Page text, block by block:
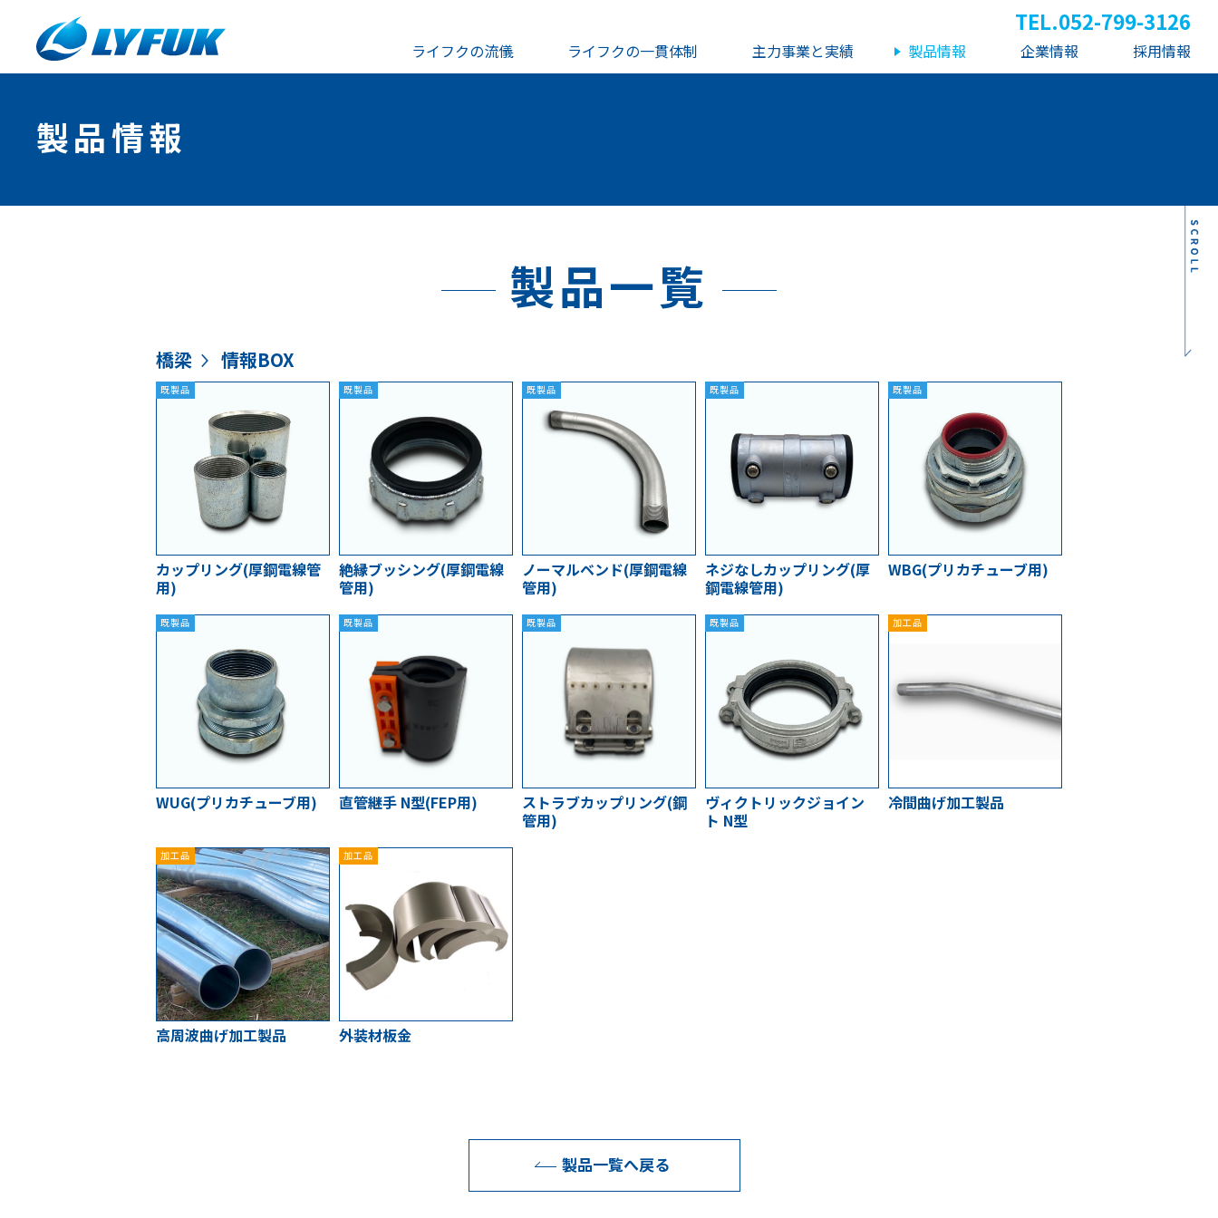
ライフクの流儀 ライフクの一貫体制 主力事業と実績 製品情報 企業情報 採用情報
TEL.052-799-3126
製品情報
製品一覧
橋梁 情報BOX
カップリング(厚鋼電線管
用)
既製品
絶縁ブッシング(厚鋼電線
管用)
既製品
ノーマルベンド(厚鋼電線
管用)
既製品
ネジなしカップリング(厚
鋼電線管用)
既製品
WBG(プリカチューブ用)
既製品
WUG(プリカチューブ用)
既製品
直管継手 N型(FEP用)
既製品
ストラブカップリング(鋼
管用)
既製品
ヴィクトリックジョイン
ト N型
既製品
冷間曲げ加工製品
加工品
高周波曲げ加工製品
加工品
外装材板金
加工品
製品一覧へ戻る